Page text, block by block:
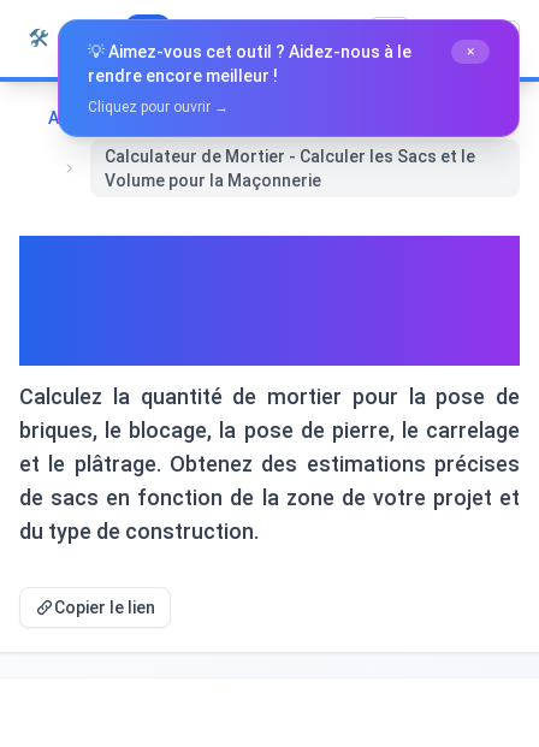
Passer au contenu
🛠️ Français
Accueil
Autres Outils
Calculateur de Mortier - Calculer les Sacs et le
Volume pour la Maçonnerie
Calculez la quantité de mortier pour la pose de
briques, le blocage, la pose de pierre, le carrelage
et le plâtrage. Obtenez des estimations précises
de sacs en fonction de la zone de votre projet et
du type de construction.
Copier le lien
💡 Aimez-vous cet outil ? Aidez-nous à le
rendre encore meilleur !
×
Cliquez pour ouvrir →